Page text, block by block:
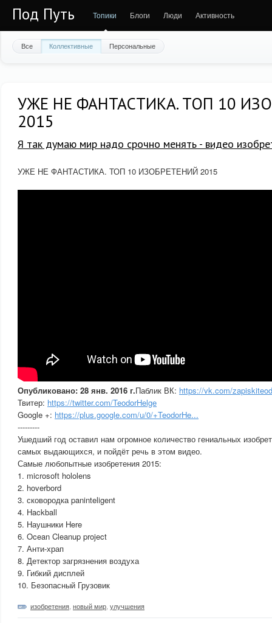
Под Путь Топики Блоги Люди Активность
Все Коллективные Персональные
УЖЕ НЕ ФАНТАСТИКА. ТОП 10
2015
Я так думаю мир надо срочно менять - видео
УЖЕ НЕ ФАНТАСТИКА. ТОП 10 ИЗОБРЕТЕНИЙ 2015
Опубликовано: 28 янв. 2016 г.Паблик ВК: https://vk.com/
Твитер: https://twitter.com/TeodorHelge
Google +: https://plus.google.com/u/0/+TeodorHe...
---------
Ушедший год оставил нам огромное количество гениальных
самых выдающихся, и пойдёт речь в этом видео.
Самые любопытные изобретения 2015:
1. microsoft hololens
2. hoverbord
3. сковородка paninteligent
4. Hackball
5. Наушники Here
6. Ocean Cleanup project
7. Анти-храп
8. Детектор загрязнения воздуха
9. Гибкий дисплей
10. Безопасный Грузовик
изобретения новый мир улучшения